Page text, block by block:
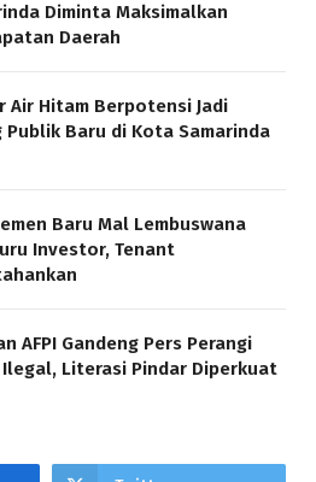
Diminta Maksimalkan
Daerah
Air Hitam Berpotensi Jadi
Publik Baru di Kota Samarinda
Baru Mal Lembuswana
Investor, Tenant
AFPI Gandeng Pers Perangi
Literasi Pindar Diperkuat